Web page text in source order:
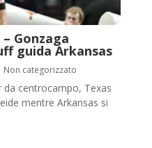
Gonzaga
guida Arkansas
Non categorizzato
da centrocampo, Texas
mentre Arkansas si